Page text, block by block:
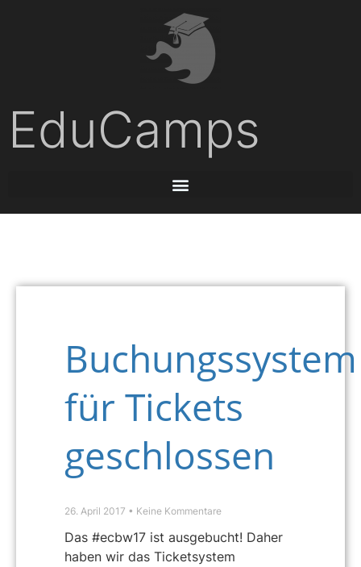
EduCamps
Buchungssystem
für Tickets
geschlossen
26. April 2017 Keine Kommentare
Das #ecbw17 ist ausgebucht! Daher
haben wir das Ticketsystem